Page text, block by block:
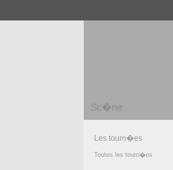
Sc�ne
Les tourn�es
Toutes les tourn�es